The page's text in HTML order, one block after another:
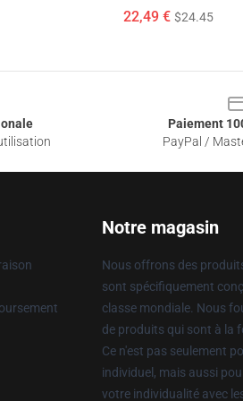
22,49 € $24.45
Paiement
PayPal /
Notre magasin
Nous offrons des
sont spécifiquement
classe mondiale. Nous
de produits qui sont à la
Ce n'est pas seulement
individuel, mais aussi
votre individualité avec